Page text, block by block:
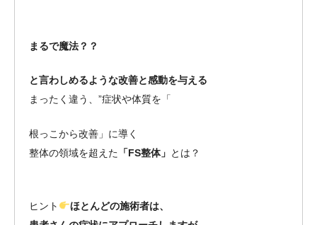
まるで魔法？？
と言わしめるような改善と感動を与える
まったく違う、”症状や体質を「
根っこから改善」に導く
整体の領域を超えた 「FS整体」 とは？
ヒント
ほとんどの施術者は、